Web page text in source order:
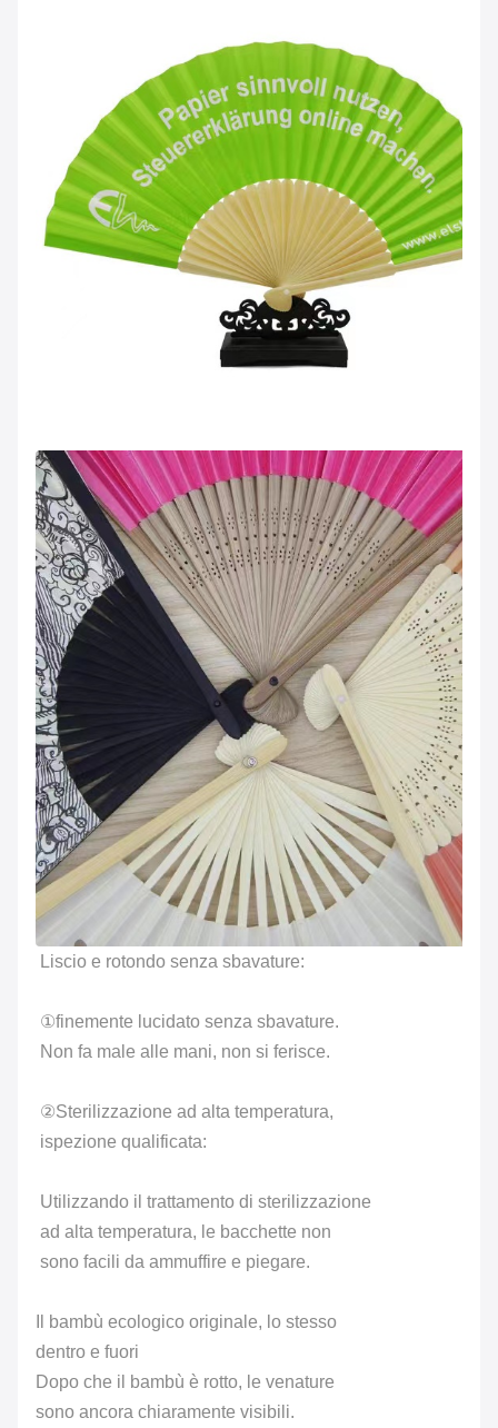
Liscio e rotondo senza sbavature:
①finemente lucidato senza sbavature.
Non fa male alle mani, non si ferisce.
②Sterilizzazione ad alta temperatura,
ispezione qualificata:
Utilizzando il trattamento di sterilizzazione
ad alta temperatura, le bacchette non
sono facili da ammuffire e piegare.
Il bambù ecologico originale, lo stesso
dentro e fuori
Dopo che il bambù è rotto, le venature
sono ancora chiaramente visibili.